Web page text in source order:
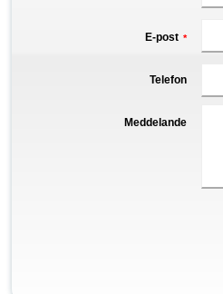
E-post *
Telefon
Meddelande